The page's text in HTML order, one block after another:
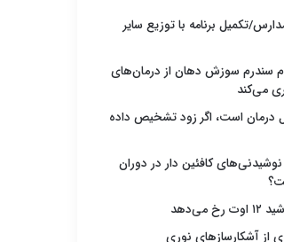
تکمیل برنامه با توزیع سایر
سندرم سوزش دهان از درمان‌های
می‌کند
درمان است، اگر زود تشخیص داده
کافئین دار در دوران
از آشکارسازهای نوری